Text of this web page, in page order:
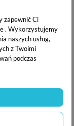
ul. Belgijska
38, e-mail:
zapewnić Ci
. Wykorzystujemy
naszych usług,
z Twoimi
podczas